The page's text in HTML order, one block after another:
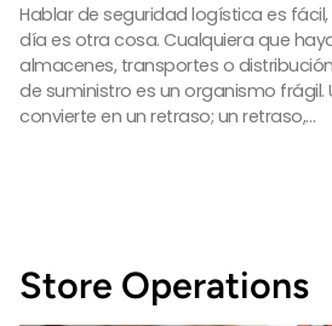
Hablar de seguridad logística es
día es otra cosa. Cualquiera que
almacenes, transportes o
de suministro es un organismo frágil.
convierte en un retraso; un retraso,…
Store Operations